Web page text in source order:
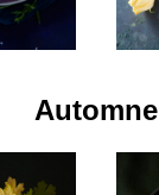
Automne